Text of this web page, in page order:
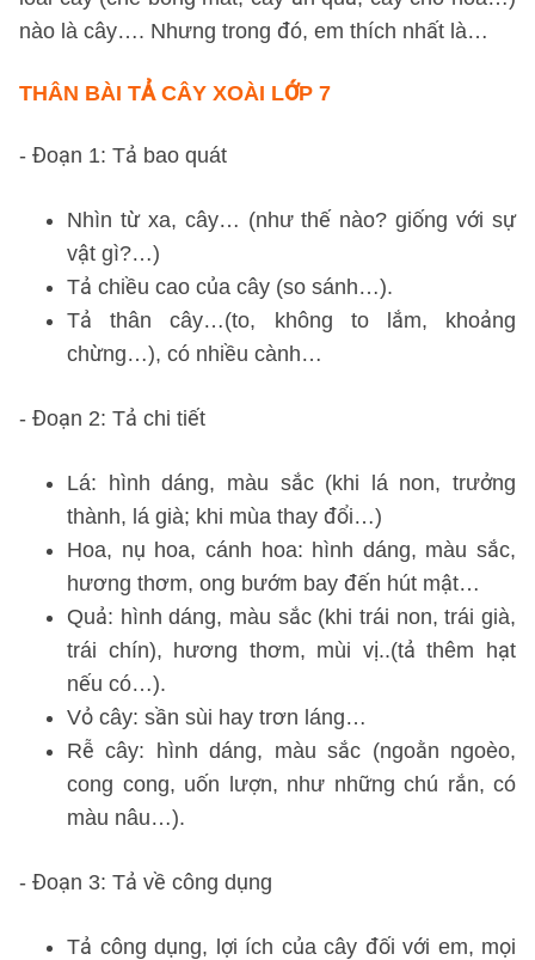
nào là cây…. Nhưng trong đó, em thích nhất là…
THÂN BÀI TẢ CÂY XOÀI LỚP 7
- Đoạn 1: Tả bao quát
Nhìn từ xa, cây… (như thế nào? giống với sự
vật gì?…)
Tả chiều cao của cây (so sánh…).
Tả thân cây…(to, không to lắm, khoảng
chừng…), có nhiều cành…
- Đoạn 2: Tả chi tiết
Lá: hình dáng, màu sắc (khi lá non, trưởng
thành, lá già; khi mùa thay đổi…)
Hoa, nụ hoa, cánh hoa: hình dáng, màu sắc,
hương thơm, ong bướm bay đến hút mật…
Quả: hình dáng, màu sắc (khi trái non, trái già,
trái chín), hương thơm, mùi vị..(tả thêm hạt
nếu có…).
Vỏ cây: sần sùi hay trơn láng…
Rễ cây: hình dáng, màu sắc (ngoằn ngoèo,
cong cong, uốn lượn, như những chú rắn, có
màu nâu…).
- Đoạn 3: Tả về công dụng
Tả công dụng, lợi ích của cây đối với em, mọi